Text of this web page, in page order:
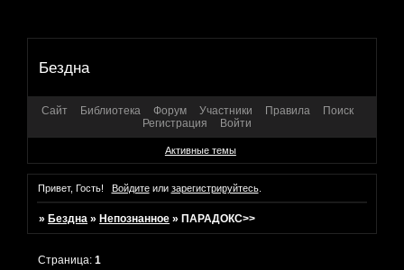
Бездна
Сайт Библиотека Форум Участники Правила
Поиск
Регистрация
Войти
Активные темы
Привет, Гость! Войдитеили зарегистрируйтесь.
»Бездна »Непознанное »ПАРАДОКС>>
Страница:1